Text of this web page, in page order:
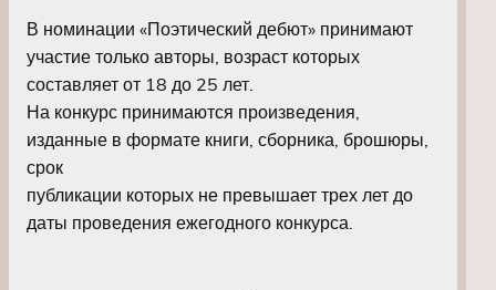
В номинации «Поэтический дебют» принимают
участие только авторы, возраст которых
составляет от 18 до 25 лет.
На конкурс принимаются произведения,
изданные в формате книги, сборника, брошюры,
срок
публикации которых не превышает трех лет до
даты проведения ежегодного конкурса.